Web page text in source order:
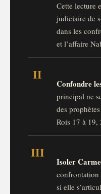
Cette lecture
judiciaire de
dans les
et l’affaire
II
Confondre
principal ne
des
Rois 17 à 19,
III
Isoler
confrontation
si elle